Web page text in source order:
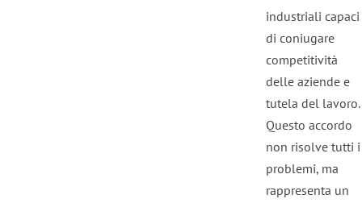
industriali capaci
di coniugare
competitività
delle aziende e
tutela del lavoro.
Questo accordo
non risolve tutti i
problemi, ma
rappresenta un